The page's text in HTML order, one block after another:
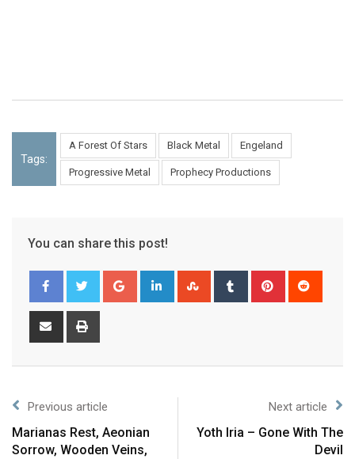
Tags:
A Forest Of Stars Black Metal Engeland
Progressive Metal Prophecy Productions
You can share this post!
Previous article
Marianas Rest, Aeonian
Sorrow, Wooden Veins,
Next article
Yoth Iria – Gone With The
Devil